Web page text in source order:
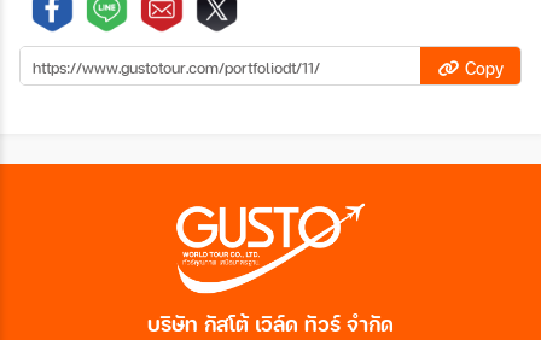
Copy
บริษัท กัสโต้ เวิล์ด ทัวร์ จำกัด